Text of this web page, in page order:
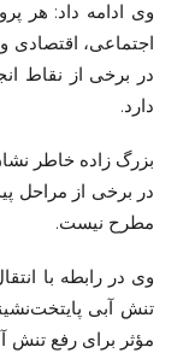
وی ادامه داد: هر
اجتماعی، اقتصادی
در برخی از نقاط
دارد.
بزرگ زاده خاطر
در برخی از مراحل
مطرح نیست.
وی در رابطه با
تنش آبی
مؤثر برای رفع تنش